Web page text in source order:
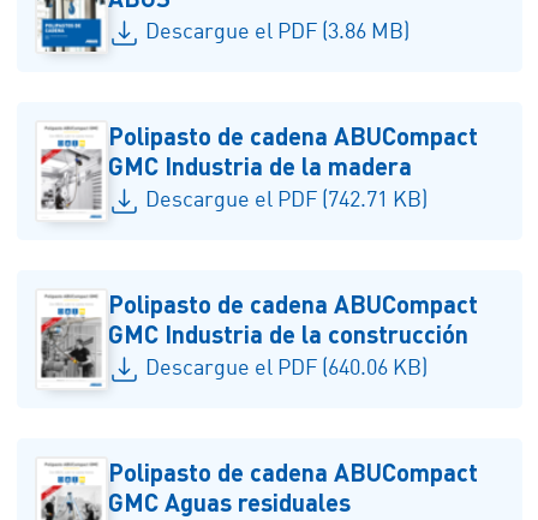
Descargue el PDF (3.86 MB)
Polipasto de cadena ABUCompact
GMC Industria de la madera
Descargue el PDF (742.71 KB)
Polipasto de cadena ABUCompact
GMC Industria de la construcción
Descargue el PDF (640.06 KB)
Polipasto de cadena ABUCompact
GMC Aguas residuales